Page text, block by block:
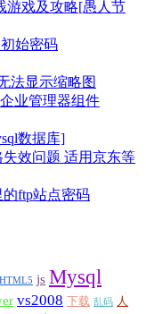
游戏及攻略[愚人节
初始密码
法显示缩略图
业管理器组件
数据库]
失效问题 适用京东等
的ftp站点密码
HTML5 js Mysql
vs2008 下载 乱码 人